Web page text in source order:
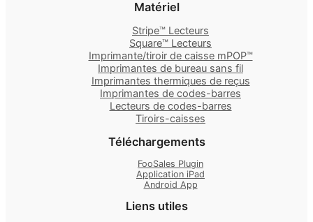
Matériel
Stripe™ Lecteurs
Square™ Lecteurs
Imprimante/tiroir de caisse mPOP™
Imprimantes de bureau sans fil
Imprimantes thermiques de reçus
Imprimantes de codes-barres
Lecteurs de codes-barres
Tiroirs-caisses
Téléchargements
FooSales Plugin
Application iPad
Android App
Liens utiles